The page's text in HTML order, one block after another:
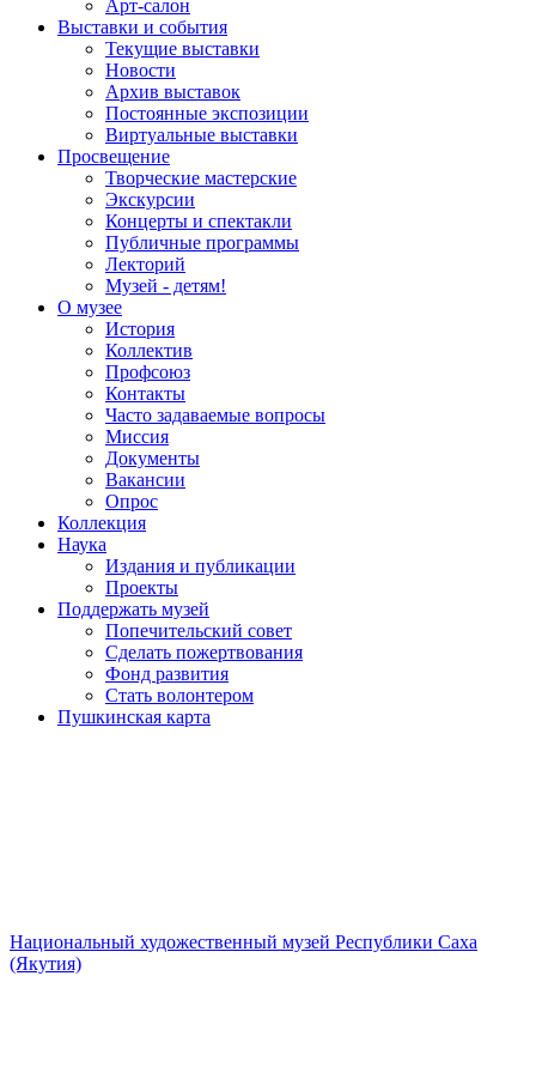
Арт-салон
Выставки и события
Текущие выставки
Новости
Архив выставок
Постоянные экспозиции
Виртуальные выставки
Просвещение
Творческие мастерские
Экскурсии
Концерты и спектакли
Публичные программы
Лекторий
Музей - детям!
О музее
История
Коллектив
Профсоюз
Контакты
Часто задаваемые вопросы
Миссия
Документы
Вакансии
Опрос
Коллекция
Наука
Издания и публикации
Проекты
Поддержать музей
Попечительский совет
Сделать пожертвования
Фонд развития
Стать волонтером
Пушкинская карта
Национальный художественный музей Республики Саха
(Якутия)